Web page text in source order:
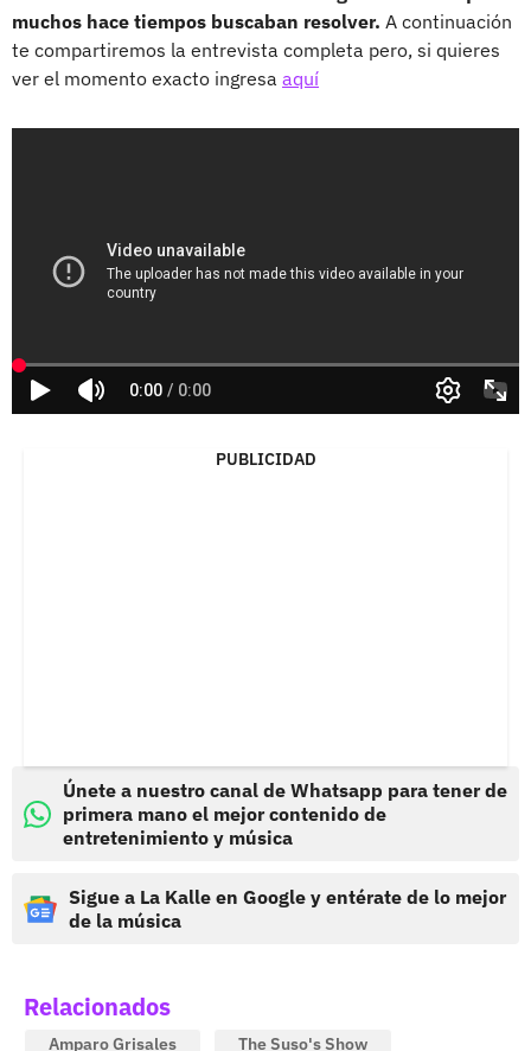
muchos hace tiempos buscaban resolver. A continuación
te compartiremos la entrevista completa pero, si quieres
ver el momento exacto ingresa aquí
PUBLICIDAD
Únete a nuestro canal de Whatsapp para tener de
primera mano el mejor contenido de
entretenimiento y música
Sigue a La Kalle en Google y entérate de lo mejor
de la música
Relacionados
Amparo Grisales The Suso's Show